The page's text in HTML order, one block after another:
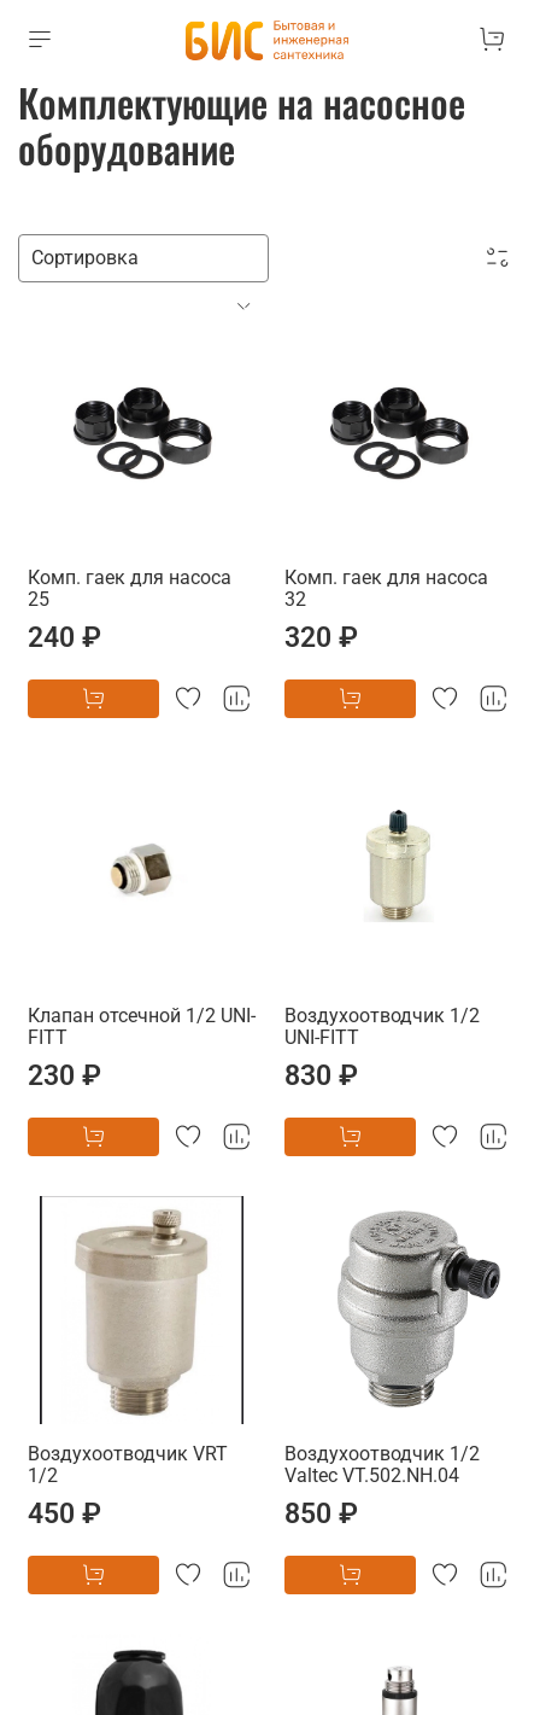
Комплектующие на насосное
оборудование
Комп. гаек для насоса
25
240 ₽
Комп. гаек для насоса
32
320 ₽
Клапан отсечной 1/2 UNI-
FITT
230 ₽
Воздухоотводчик 1/2
UNI-FITT
830 ₽
Воздухоотводчик VRT
1/2
450 ₽
Воздухоотводчик 1/2
Valtec VT.502.NH.04
850 ₽